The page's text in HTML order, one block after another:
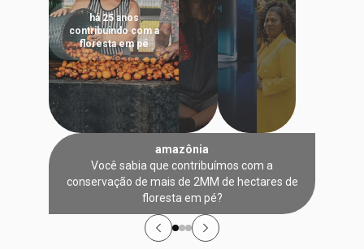
há 25 anos
contribuindo com a
floresta em pé
amazônia
Você sabia que contribuímos com a
conservação de mais de 2MM de hectares de
floresta em pé?